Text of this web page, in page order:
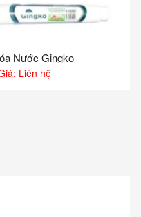
Nước Gingko
Liên hệ